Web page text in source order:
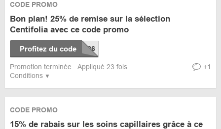
Conditions
CODE PROMO
Bon plan! 25% de remise sur la sélection
Centifolia avec ce code promo
Profitez du code
Promotion terminée Appliqué 23 fois +1
CODE PROMO
15% de rabais sur les soins capillaires grâce à ce